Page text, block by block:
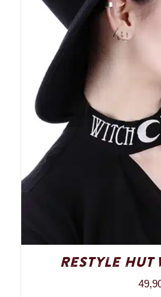
Restyle Hut